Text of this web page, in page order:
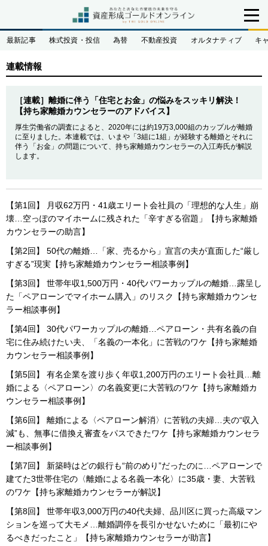
最新記事 株式投資・投信 為替 不動産投資 オルタナティブ キ
連載情報
［連載］離婚に伴う「住宅とお金」の悩みをスッキリ解決！
【持ち家離婚カウンセラーのアドバイス】
厚生労働省の調査によると、2020年には約19万3,000組のカップルが離婚
に至りました。本連載では、いまや「3組に1組」が経験する離婚とそれに
伴う「お金」の問題について、持ち家離婚カウンセラーの入江寿氏が解説
します。
【第1回】 月収62万円・41歳エリート会社員の「理想的な人生」崩
壊…空っぽのマイホームに残された「辛すぎる宿題」【持ち家離婚
カウンセラーの助言】
【第2回】 50代の離婚…「家、売るから」宣言の夫が直面した“厳し
すぎる”現実【持ち家離婚カウンセラー相談事例】
【第3回】 世帯年収1,500万円・40代パワーカップルの離婚…露呈し
た「ペアローンでマイホーム購入」のリスク【持ち家離婚カウンセ
ラー相談事例】
【第4回】 30代パワーカップルの離婚…ペアローン・共有名義の自
宅に住み続けたい夫、「名義の一本化」に苦戦のワケ【持ち家離婚
カウンセラー相談事例】
【第5回】 有名企業を渡り歩く年収1,200万円のエリート会社員…離
婚による〈ペアローン〉の名義変更に大苦戦のワケ【持ち家離婚カ
ウンセラー相談事例】
【第6回】 離婚による〈ペアローン解消〉に苦戦の夫婦…夫の“収入
減”も、無事に借換え審査をパスできたワケ【持ち家離婚カウンセラ
ー相談事例】
【第7回】 新築時はどの銀行も“前のめり”だったのに…ペアローンで
建てた3世帯住宅の〈離婚による名義一本化〉に35歳・妻、大苦戦
のワケ【持ち家離婚カウンセラーが解説】
【第8回】 世帯年収3,000万円の40代夫婦、品川区に買った高級マン
ションを巡って大モメ…離婚調停を長引かせないために「最初にや
るべきだったこと」【持ち家離婚カウンセラーが助言】